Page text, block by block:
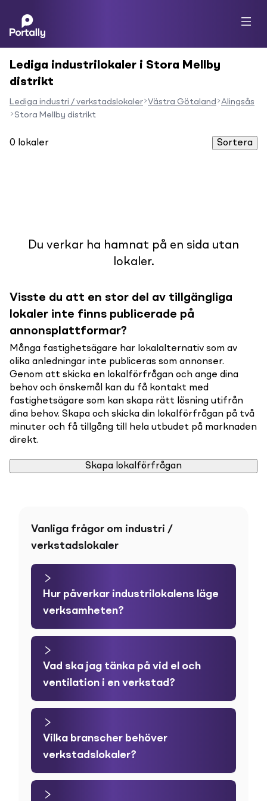
Lediga industrilokaler i Stora Mellby
distrikt
Lediga industri / verkstadslokaler Västra Götaland
Alingsås
Stora Mellby distrikt
0 lokaler Sortera
Du verkar ha hamnat på en sida utan
lokaler.
Visste du att en stor del av tillgängliga
lokaler inte finns publicerade på
annonsplattformar?
Många fastighetsägare har lokalalternativ som av
olika anledningar inte publiceras som annonser.
Genom att skicka en lokalförfrågan och ange dina
behov och önskemål kan du få kontakt med
fastighetsägare som kan skapa rätt lösning utifrån
dina behov. Skapa och skicka din lokalförfrågan på två
minuter och få tillgång till hela utbudet på marknaden
direkt.
Skapa lokalförfrågan
Vanliga frågor om industri /
verkstadslokaler
Hur påverkar industrilokalens läge
verksamheten?
Vad ska jag tänka på vid el och
ventilation i en verkstad?
Vilka branscher behöver
verkstadslokaler?